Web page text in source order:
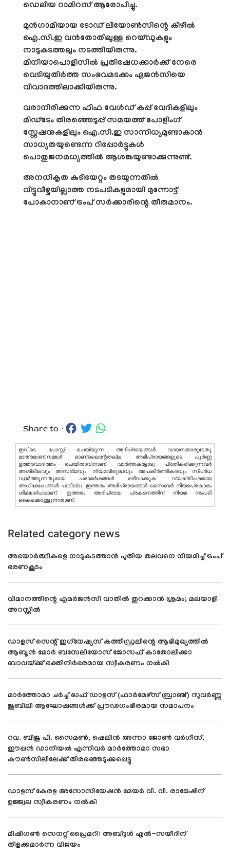
ഡെലിയ റാമിറസ് ആരോപിച്ചു.
മുന്‍ഗാമിയായ ടോഡ് ലിയോണ്‍സിന്റെ കീഴില്‍
ഐ.സി.ഇ വന്‍തോതിലുള്ള റെയ്ഡുകളും
നാടുകടത്തലും നടത്തിയിരുന്നു.
മിനിയാപൊളിസില്‍ പ്രതിഷേധക്കാര്‍ക്ക് നേരെ
വെടിയുതിര്‍ത്ത സംഭവമടക്കം ഏജന്‍സിയെ
വിവാദത്തിലാക്കിയിരുന്നു.
വരാനിരിക്കുന്ന ഫിഫ വേള്‍ഡ് കപ്പ് വേദികളിലും
മിഡ്ടേം തിരഞ്ഞെടുപ്പ് സമയത്ത് പോളിംഗ്
സ്റ്റേഷനുകളിലും ഐ.സി.ഇ സാന്നിധ്യമുണ്ടാകാന്‍
സാധ്യതയുണ്ടെന്ന റിപ്പോര്‍ട്ടുകള്‍
പൊതുജനമധ്യത്തില്‍ ആശങ്കയുണ്ടാക്കുന്നുണ്ട്.
അനധികൃത കുടിയേറ്റം തടയുന്നതില്‍
വിട്ടുവീഴ്ചയില്ലാത്ത നടപടികളുമായി മുന്നോട്ട്
പോകാനാണ് ട്രംപ് സര്‍ക്കാരിന്റെ തീരുമാനം.
Share to :
ഇവിടെ പോസ്റ്റ് ചെയ്യുന്ന അഭിപ്രായങ്ങള്‍ വായനക്കാരുടേതു
മാത്രമാണ്,നമ്മൾ ഓണ്ലൈന്റേതല്ല. അഭിപ്രായങ്ങളുടെ പൂർണ്ണ
ഉത്തരവാദിത്തം രചയിതാവിനാണ്. വാര്‍ത്തകളോടു പ്രതികരിക്കുന്നവര്‍
അശ്ലീലവും അസഭ്യവും നിയമവിരുദ്ധവും അപകീര്‍ത്തികരവും സ്പര്‍ധ
വളര്‍ത്തുന്നതുമായ പരാമര്‍ശങ്ങള്‍ ഒഴിവാക്കുക. വ്യക്തിപരമായ
അധിക്ഷേപങ്ങള്‍ പാടില്ല. ഇത്തരം അഭിപ്രായങ്ങള്‍ സൈബര്‍ നിയമപ്രകാരം
ശിക്ഷാര്‍ഹമാണ്. ഇത്തരം അഭിപ്രായ പ്രകടനത്തിന് നിയമ നടപടി
കൈക്കൊള്ളുന്നതാണ്.
Related category news
അഭയാര്‍ത്ഥികളെ നാടുകടത്താന്‍ പുതിയ തലവനെ നിയമിച്ച് ട്രംപ്
ഭരണകൂടം
വിമാനത്തിന്റെ എമര്‍ജന്‍സി വാതില്‍ തുറക്കാന്‍ ശ്രമം; മലയാളി
അറസ്റ്റില്‍
ഡാളസ് സെന്റ് ഇഗ്‌നേഷ്യസ് കത്തീഡ്രലിന്റെ ആഭിമുഖ്യത്തില്‍
ആബൂന്‍ മോര്‍ ബസേലിയോസ് ജോസഫ് കാതോലിക്കാ
ബാവയ്ക്ക് ഭക്തിനിര്‍ഭരമായ സ്വീകരണം നല്‍കി
മാര്‍ത്തോമാ ചര്‍ച്ച് ഓഫ് ഡാളസ് (ഫാര്‍മേഴ്സ് ബ്രാഞ്ച്) സുവര്‍ണ്ണ
ജൂബിലി ആഘോഷങ്ങള്‍ക്ക് പ്രൗഢഗംഭീരമായ സമാപനം
റവ. ബിജു പി. സൈമണ്‍, ഷെലിന്‍ അന്നാ ജോണ്‍ വര്‍ഗീസ്,
ഈപ്പന്‍ ഡാനിയല്‍ എന്നിവര്‍ മാര്‍ത്തോമാ സഭാ
കൗണ്‍സിലിലേക്ക് തിരഞ്ഞെടുക്കപ്പെട്ടു
ഡാളസ് കേരള അസോസിയേഷന്‍ മേയര്‍ വി. വി. രാജേഷിന്
ഉജ്ജ്വല സ്വീകരണം നല്‍കി
മിഷിഗണ്‍ സെനറ്റ് പ്രൈമറി: അബ്ദുള്‍ എല്‍-സയീദിന്
തിളക്കമാര്‍ന്ന വിജയം